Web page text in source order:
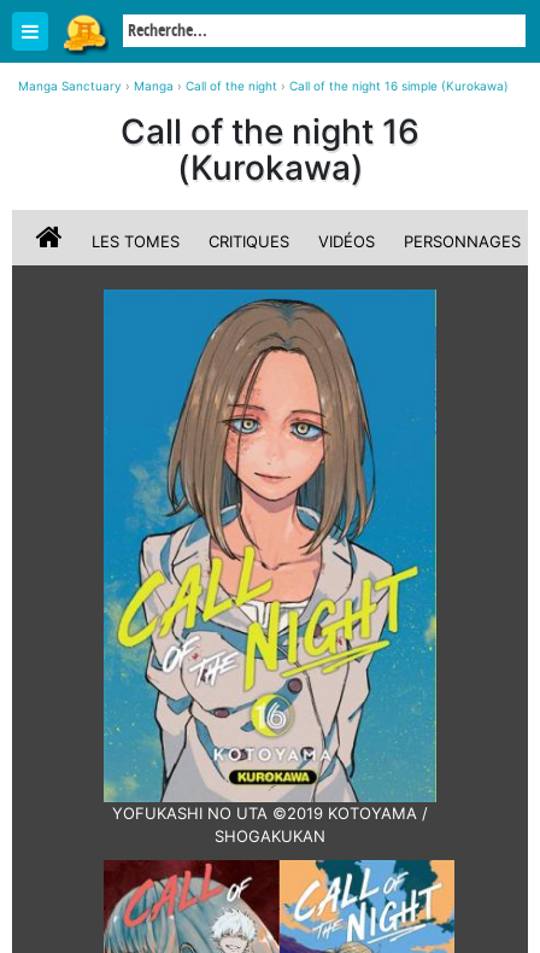
Manga Sanctuary › Manga › Call of the night › Call of the night 16 simple (Kurokawa)
Call of the night 16
(Kurokawa)
LES TOMES CRITIQUES VIDÉOS PERSONNAGES
YOFUKASHI NO UTA ©2019 KOTOYAMA /
SHOGAKUKAN